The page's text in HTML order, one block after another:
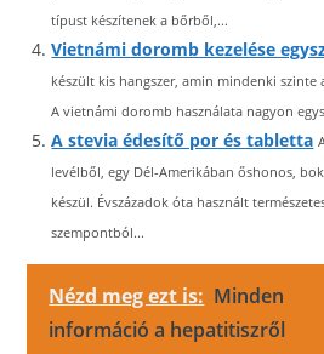
típust készítenek a bőrből,...
Vietnámi doromb kezelése
készült kis hangszer, amin mindenki
A vietnámi doromb használata nagyon
A stevia édesítő por és tabletta
levélből, egy Dél-Amerikában őshonos,
készül. Évszázadok óta használt
szempontból...
Nézd meg ezt is: Minden
információ a hepatitiszről